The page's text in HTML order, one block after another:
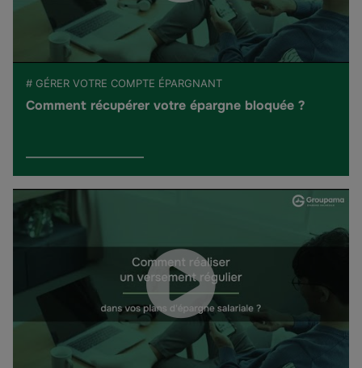
# GÉRER VOTRE COMPTE ÉPARGNANT
Comment récupérer votre épargne bloquée ?